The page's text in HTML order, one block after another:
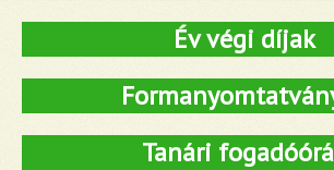
Év végi díjak
Tanári